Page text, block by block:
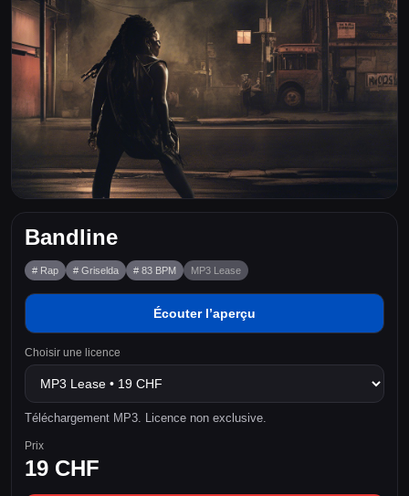
Bandline
# Rap # Griselda # 83 BPM MP3 Lease
Écouter l’aperçu
Choisir une licence
Téléchargement MP3. Licence non exclusive.
Prix
19 CHF